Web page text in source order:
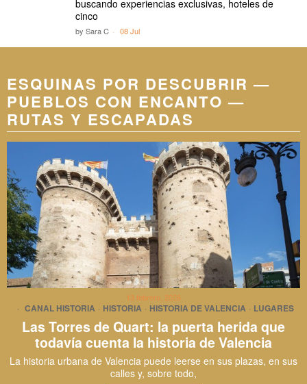
buscando experiencias exclusivas, hoteles de
cinco
by Sara C 08 Jul
ESQUINAS POR DESCUBRIR —
PUEBLOS CON ENCANTO —
RUTAS Y ESCAPADAS
13 febrero, 2026
CANAL HISTORIA · HISTORIA · HISTORIA DE VALENCIA · LUGARES
Las Torres de Quart: la puerta herida que
todavía cuenta la historia de Valencia
La historia urbana de Valencia puede leerse en sus plazas, en sus
calles y, sobre todo,